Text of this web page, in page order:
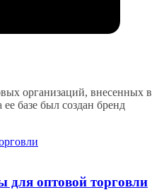
организаций, внесенных в
базе был создан бренд
оптовой торговли